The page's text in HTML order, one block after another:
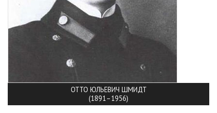
ОТТО ЮЛЬЕВИЧ ШМИДТ
(1891–1956)